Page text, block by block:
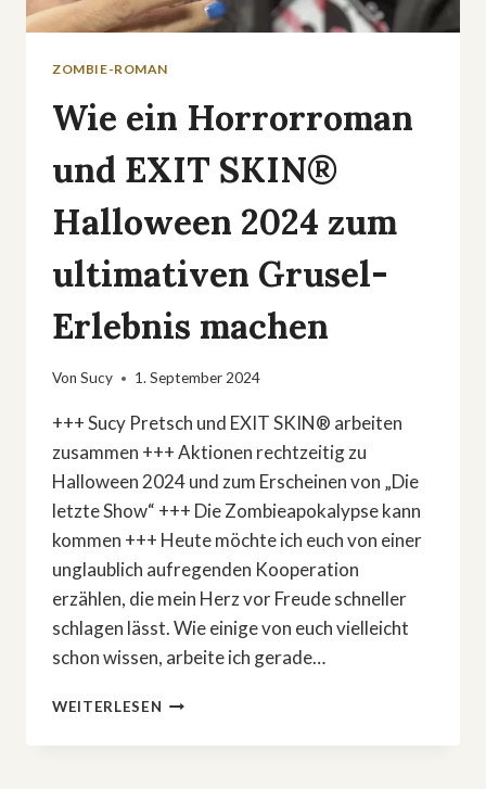
ZOMBIE-ROMAN
Wie ein Horrorroman
und EXIT SKIN®
Halloween 2024 zum
ultimativen Grusel-
Erlebnis machen
Von Sucy 1. September 2024
+++ Sucy Pretsch und EXIT SKIN® arbeiten
zusammen +++ Aktionen rechtzeitig zu
Halloween 2024 und zum Erscheinen von „Die
letzte Show“ +++ Die Zombieapokalypse kann
kommen +++ Heute möchte ich euch von einer
unglaublich aufregenden Kooperation
erzählen, die mein Herz vor Freude schneller
schlagen lässt. Wie einige von euch vielleicht
schon wissen, arbeite ich gerade…
WEITERLESEN WIE
HORRORROMAN